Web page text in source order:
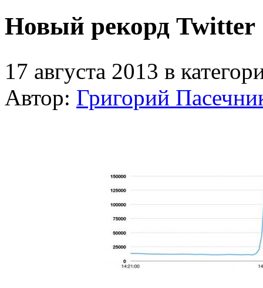
Новый рекорд Twitter
17 августа 2013 в
Автор: Григорий